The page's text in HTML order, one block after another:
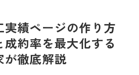
実績ページの作り方
成約率を最大化する
が徹底解説